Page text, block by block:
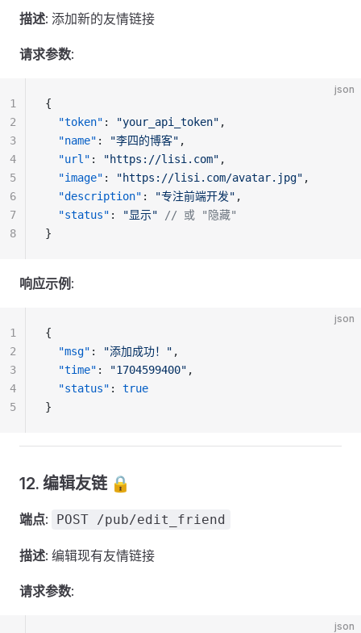
描述: 添加新的友情链接
请求参数:
json
{
  "token"
: "your_api_token" ,
  "name"
: "李四的博客" ,
  "url"
: "https://lisi.com" ,
  "image"
: "https://lisi.com/avatar.jpg" ,
  "description"
: "专注前端开发" ,
  "status"
: "显示" // 或 "隐藏"
}
1
2
3
4
5
6
7
8
响应示例 :
json
{
  "msg"
: "添加成功！" ,
  "time"
: "1704599400" ,
  "status"
: true
}
1
2
3
4
5
12. 编辑友链 🔒
端点: POST /pub/edit_friend
描述: 编辑现有友情链接
请求参数:
json